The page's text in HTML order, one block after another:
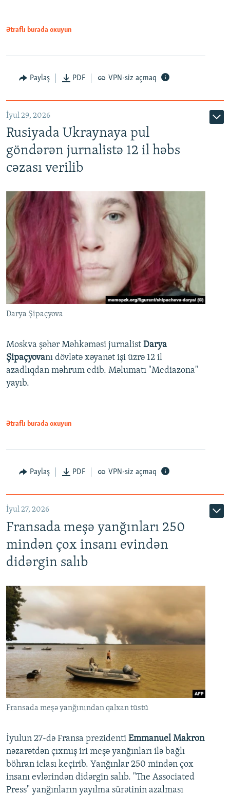
Ətraflı burada oxuyun
Paylaş PDF VPN-siz açmaq
İyul 29, 2026
Rusiyada Ukraynaya pul
göndərən jurnalistə 12 il həbs
cəzası verilib
Darya Şipaçyova
Moskva şəhər Məhkəməsi jurnalist Darya
Şipaçyovanı dövlətə xəyanət işi üzrə 12 il
azadlıqdan məhrum edib. Məlumatı "Mediazona"
yayıb.
Ətraflı burada oxuyun
Paylaş PDF VPN-siz açmaq
İyul 27, 2026
Fransada meşə yanğınları 250
mindən çox insanı evindən
didərgin salıb
Fransada meşə yanğınından qalxan tüstü
İyulun 27-də Fransa prezidenti Emmanuel Makron
nəzarətdən çıxmış iri meşə yanğınları ilə bağlı
böhran iclası keçirib. Yanğınlar 250 mindən çox
insanı evlərindən didərgin salıb. "The Associated
Press" yanğınların yayılma sürətinin azalması